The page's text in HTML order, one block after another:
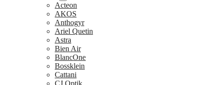
Acteon
AKOS
Anthogyr
Ariel Quetin
Astra
Bien Air
BlancOne
Bossklein
Cattani
CJ Optik